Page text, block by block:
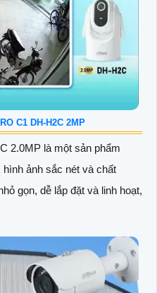
C1 DH-H2C 2MP
2.0MP là một sản phẩm
ảnh sắc nét và chất
gọn, dễ lắp đặt và linh hoạt,